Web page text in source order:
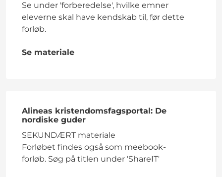
Se under 'forberedelse', hvilke emner
eleverne skal have kendskab til, før dette
forløb.
Se materiale
Alineas kristendomsfagsportal: De
nordiske guder
SEKUNDÆRT materiale
Forløbet findes også som meebook-
forløb. Søg på titlen under 'ShareIT'